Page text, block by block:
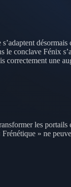
le conclave Fénix
une
les portails
» ne